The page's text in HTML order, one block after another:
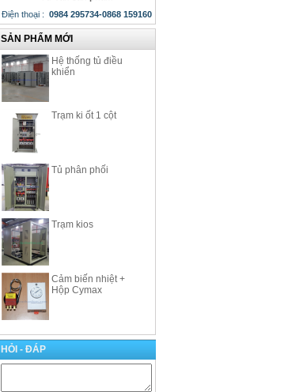
Điện thoại: 0984 295734-0868 159160
SẢN PHẨM MỚI
Hệ thống tủ điều
khiển
Trạm ki ốt 1 cột
Tủ phân phối
Trạm kios
Cảm biến nhiệt +
Hộp Cymax
HỎI - ĐÁP